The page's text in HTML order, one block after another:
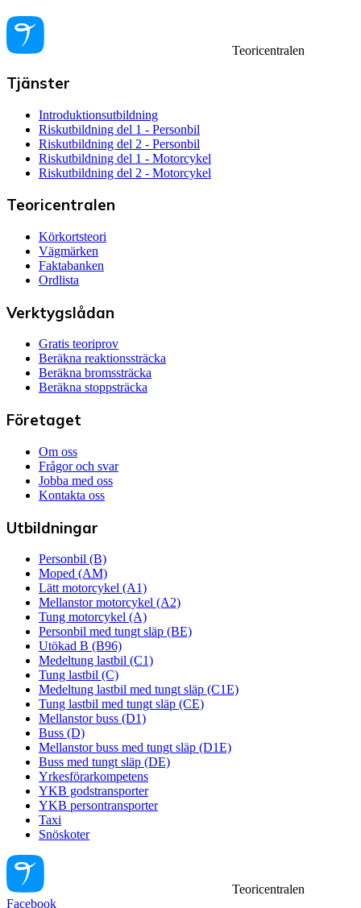
Teoricentralen
Tjänster
Introduktionsutbildning
Riskutbildning del 1 - Personbil
Riskutbildning del 2 - Personbil
Riskutbildning del 1 - Motorcykel
Riskutbildning del 2 - Motorcykel
Teoricentralen
Körkortsteori
Vägmärken
Faktabanken
Ordlista
Verktygslådan
Gratis teoriprov
Beräkna reaktionssträcka
Beräkna bromssträcka
Beräkna stoppsträcka
Företaget
Om oss
Frågor och svar
Jobba med oss
Kontakta oss
Utbildningar
Personbil (B)
Moped (AM)
Lätt motorcykel (A1)
Mellanstor motorcykel (A2)
Tung motorcykel (A)
Personbil med tungt släp (BE)
Utökad B (B96)
Medeltung lastbil (C1)
Tung lastbil (C)
Medeltung lastbil med tungt släp (C1E)
Tung lastbil med tungt släp (CE)
Mellanstor buss (D1)
Buss (D)
Mellanstor buss med tungt släp (D1E)
Buss med tungt släp (DE)
Yrkesförarkompetens
YKB godstransporter
YKB persontransporter
Taxi
Snöskoter
Teoricentralen
Facebook